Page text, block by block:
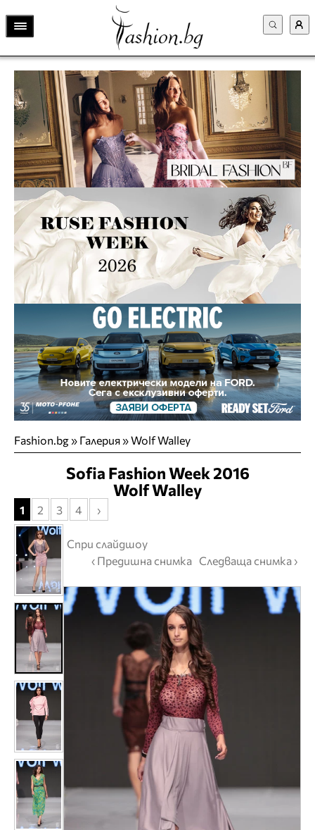
Fashion.bg» Галерия» Wolf Walley
Sofia Fashion Week 2016
Wolf Walley
Спри слайдшоу
‹ Предишна снимка Следваща снимка ›
1 2 3 4 ›